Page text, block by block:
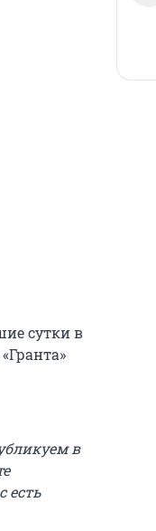
сутки в
в
есть